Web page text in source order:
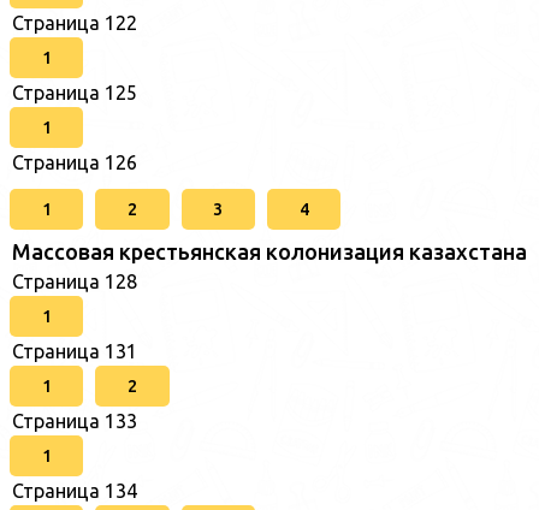
Страница 122
1
Страница 125
1
Страница 126
1 2 3 4
Массовая крестьянская колонизация казахстана
Страница 128
1
Страница 131
1 2
Страница 133
1
Страница 134